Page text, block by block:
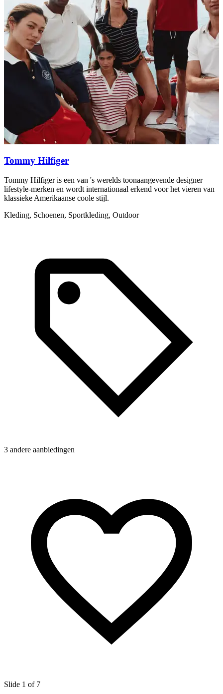
Tommy Hilfiger
Tommy Hilfiger is een van 's werelds toonaangevende designer
lifestyle-merken en wordt internationaal erkend voor het vieren van
klassieke Amerikaanse coole stijl.
Kleding, Schoenen, Sportkleding, Outdoor
3 andere aanbiedingen
Slide 1 of 7